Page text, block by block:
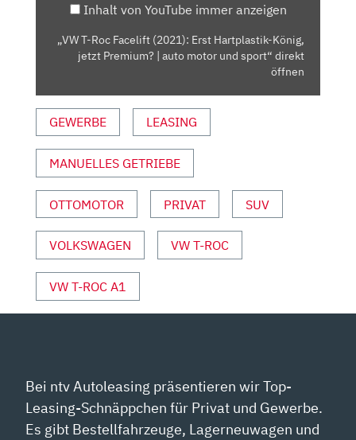
KÖNIG,
JETZT
PREMIUM?
MOTOR
UND
SPORT“
VON
ANZEIGEN
Inhalt von YouTube immer anzeigen
„VW T-Roc Facelift (2021): Erst Hartplastik-König,
jetzt Premium? | auto motor und sport“ direkt
öffnen
GEWERBE LEASING
MANUELLES GETRIEBE
OTTOMOTOR PRIVAT SUV
VOLKSWAGEN VW T-ROC
VW T-ROC A1
Bei ntv Autoleasing präsentieren wir Top-
Leasing-Schnäppchen für Privat und Gewerbe.
Es gibt Bestellfahrzeuge, Lagerneuwagen und